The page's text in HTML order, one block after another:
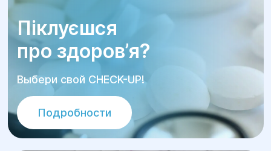
Піклуєшся
про здоров’я?
Выбери свой CHECK-UP!
Подробности